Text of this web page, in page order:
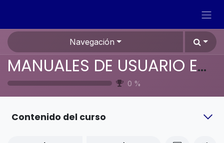
Navegación
MANUALES DE USUARIO EN ESPAÑOL ODOO 19
0 %
Contenido del curso